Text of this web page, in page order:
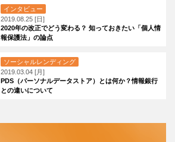
インタビュー
2019.08.25 [日]
2020年の改正でどう変わる？ 知っておきたい「個人情
報保護法」の論点
ソーシャルレンディング
2019.03.04 [月]
PDS（パーソナルデータストア）とは何か？情報銀行
との違いについて